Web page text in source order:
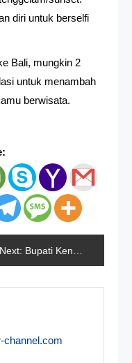
diri untuk berselfi
Bali, mungkin 2
untuk menambah
berwisata.
Next: Bupati Kendal Bakal Gagal Mencalonkan Kembali
channel.com